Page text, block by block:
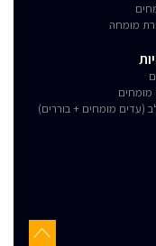
מומחה
מומחים
(עדים מומחים + בוררים)